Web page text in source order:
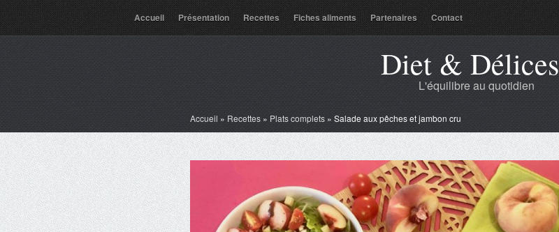
Accueil Présentation Recettes Fiches aliments Partenaires Contact
Diet & Délices
L'équilibre au quotidien
Accueil » Recettes » Plats complets » Salade aux pêches et jambon cru